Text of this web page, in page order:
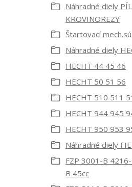
Náhradné diely
KROVINOREZY
Štartovací
Náhradné diely
HECHT 44 45 46
HECHT 50 51 56
HECHT 510 511
HECHT 944 945
HECHT 950 953
Náhradné diely
FZP 3001-B
B 45cc